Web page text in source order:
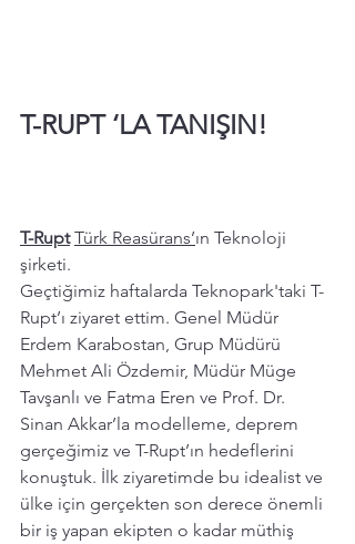
T-RUPT ‘LA TANIŞIN!
T-Rupt Türk Reasürans’ın Teknoloji
şirketi.
Geçtiğimiz haftalarda Teknopark'taki T-
Rupt’ı ziyaret ettim. Genel Müdür
Erdem Karabostan, Grup Müdürü
Mehmet Ali Özdemir, Müdür Müge
Tavşanlı ve Fatma Eren ve Prof. Dr.
Sinan Akkar’la modelleme, deprem
gerçeğimiz ve T-Rupt’ın hedeflerini
konuştuk. İlk ziyaretimde bu idealist ve
ülke için gerçekten son derece önemli
bir iş yapan ekipten o kadar müthiş